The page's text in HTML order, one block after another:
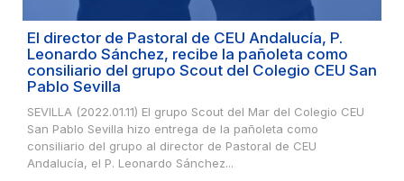
El director de Pastoral de CEU Andalucía, P.
Leonardo Sánchez, recibe la pañoleta como
consiliario del grupo Scout del Colegio CEU San
Pablo Sevilla
SEVILLA (2022.01.11) El grupo Scout del Mar del Colegio CEU
San Pablo Sevilla hizo entrega de la pañoleta como
consiliario del grupo al director de Pastoral de CEU
Andalucía, el P. Leonardo Sánchez...